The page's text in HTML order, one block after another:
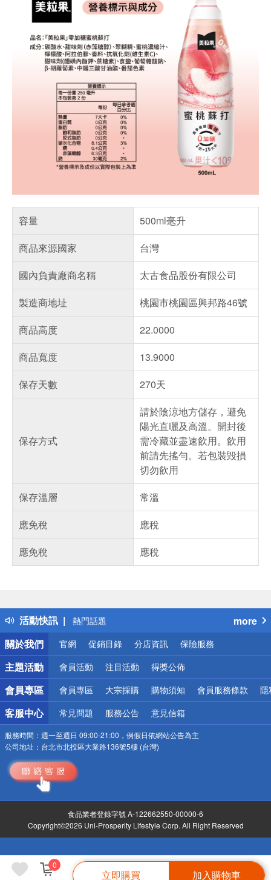
0
立即購買 加入購物車
容量
500ml毫升
商品來源國家
台灣
國內負責廠商名稱
太古食品股份有限公司
製造商地址
桃園市桃園區興邦路46號
商品高度
22.0000
商品寬度
13.9000
保存天數
270天
保存方式
請於陰涼地方儲存，避免
陽光直曬及高溫。開封後
需冷藏並盡速飲用。飲用
前請先搖勻。若包裝毀損
切勿飲用
保存溫層
常溫
應免稅
應稅
應免稅
應稅
活動快訊
得獎公告
熱門話題
銀行優惠
偏遠地區配送
詐騙網頁！請小心！
more
關於我們
官網 促銷目錄 分店資訊 保險服務
主題活動 會員活動 注目活動 得獎公佈
會員專區 會員專區 大宗採購 購物須知 會員服務條款 隱
客服中心 常見問題 服務公告 意見信箱
服務時間： 週一至週日 09:00-21:00，例假日依網站公告為主
公司地址： 台北市北投區大業路136號5樓 (台灣)
食品業者登錄字號 A-122662550-00000-6
Copyright©2026 Uni-Prosperity Lifestyle Corp. All Right Reserved